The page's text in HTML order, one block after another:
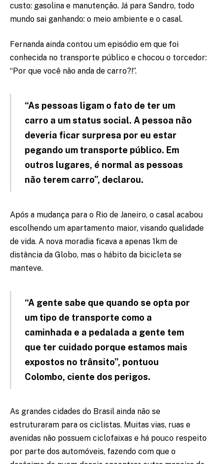
custo: gasolina e manutenção. Já para Sandro, todo
mundo sai ganhando: o meio ambiente e o casal.
Fernanda ainda contou um episódio em que foi
conhecida no transporte público e chocou o torcedor:
“Por que você não anda de carro?!”.
“As pessoas ligam o fato de ter um
carro a um status social. A pessoa não
deveria ficar surpresa por eu estar
pegando um transporte público. Em
outros lugares, é normal as pessoas
não terem carro”, declarou.
Após a mudança para o Rio de Janeiro, o casal acabou
escolhendo um apartamento maior, visando qualidade
de vida. A nova moradia ficava a apenas 1km de
distância da Globo, mas o hábito da bicicleta se
manteve.
“A gente sabe que quando se opta por
um tipo de transporte como a
caminhada e a pedalada a gente tem
que ter cuidado porque estamos mais
expostos no trânsito”, pontuou
Colombo, ciente dos perigos.
As grandes cidades do Brasil ainda não se
estruturaram para os ciclistas. Muitas vias, ruas e
avenidas não possuem ciclofaixas e há pouco respeito
por parte dos automóveis, fazendo com que o